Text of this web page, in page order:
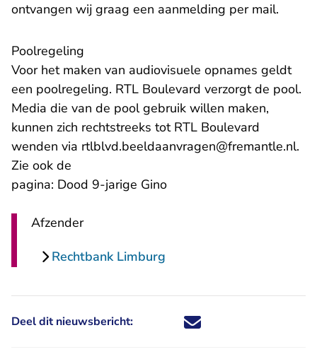
ontvangen wij graag een aanmelding per mail.
Poolregeling
Voor het maken van audiovisuele opnames geldt
een poolregeling. RTL Boulevard verzorgt de pool.
Media die van de pool gebruik willen maken,
kunnen zich rechtstreeks tot RTL Boulevard
wenden via rtlblvd.beeldaanvragen@fremantle.nl- U
.
Zie ook de
pagina: Dood 9-jarige Gino
Afzender
Rechtbank Limburg
Deel dit nieuwsbericht: Deel dit nieuwsbericht via X -
Deel dit nieuwsbericht via
Deel dit nieuwsbericht
Deel dit